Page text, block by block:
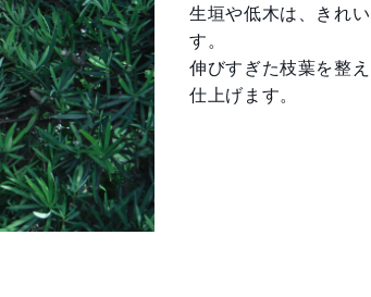
生垣や低木は、きれ
す。
伸びすぎた枝葉を整
仕上げます。